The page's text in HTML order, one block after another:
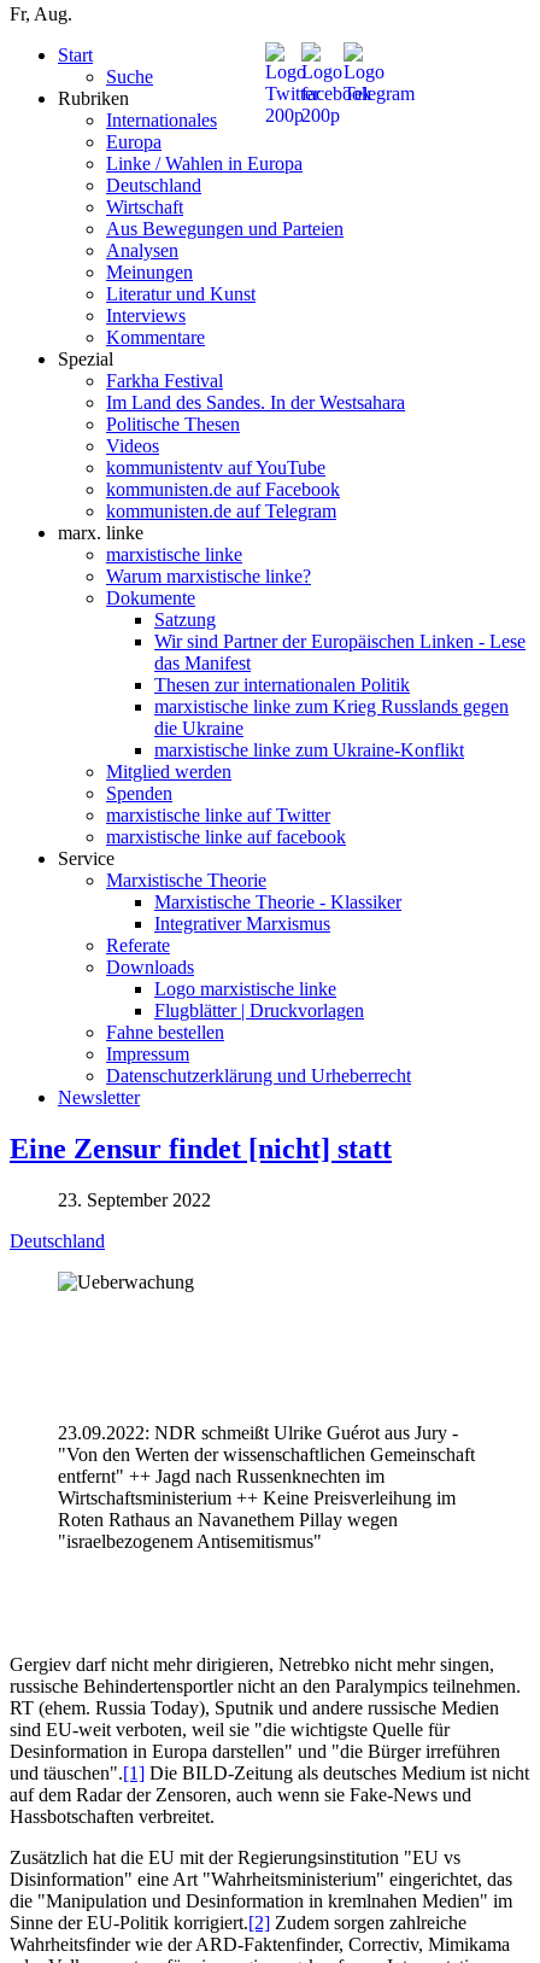
Fr, Aug.
Start
Suche
Rubriken
Internationales
Europa
Linke / Wahlen in Europa
Deutschland
Wirtschaft
Aus Bewegungen und Parteien
Analysen
Meinungen
Literatur und Kunst
Interviews
Kommentare
Spezial
Farkha Festival
Im Land des Sandes. In der Westsahara
Politische Thesen
Videos
kommunistentv auf YouTube
kommunisten.de auf Facebook
kommunisten.de auf Telegram
marx. linke
marxistische linke
Warum marxistische linke?
Dokumente
Satzung
Wir sind Partner der Europäischen Linken - Lese
das Manifest
Thesen zur internationalen Politik
marxistische linke zum Krieg Russlands gegen
die Ukraine
marxistische linke zum Ukraine-Konflikt
Mitglied werden
Spenden
marxistische linke auf Twitter
marxistische linke auf facebook
Service
Marxistische Theorie
Marxistische Theorie - Klassiker
Integrativer Marxismus
Referate
Downloads
Logo marxistische linke
Flugblätter | Druckvorlagen
Fahne bestellen
Impressum
Datenschutzerklärung und Urheberrecht
Newsletter
Eine Zensur findet [nicht] statt
23. September 2022
Deutschland
23.09.2022: NDR schmeißt Ulrike Guérot aus Jury -
"Von den Werten der wissenschaftlichen Gemeinschaft
entfernt" ++ Jagd nach Russenknechten im
Wirtschaftsministerium ++ Keine Preisverleihung im
Roten Rathaus an Navanethem Pillay wegen
"israelbezogenem Antisemitismus"
Gergiev darf nicht mehr dirigieren, Netrebko nicht mehr singen,
russische Behindertensportler nicht an den Paralympics teilnehmen.
RT (ehem. Russia Today), Sputnik und andere russische Medien
sind EU-weit verboten, weil sie "die wichtigste Quelle für
Desinformation in Europa darstellen" und "die Bürger irreführen
und täuschen".[1] Die BILD-Zeitung als deutsches Medium ist nicht
auf dem Radar der Zensoren, auch wenn sie Fake-News und
Hassbotschaften verbreitet.
Zusätzlich hat die EU mit der Regierungsinstitution "EU vs
Disinformation" eine Art "Wahrheitsministerium" eingerichtet, das
die "Manipulation und Desinformation in kremlnahen Medien" im
Sinne der EU-Politik korrigiert.[2] Zudem sorgen zahlreiche
Wahrheitsfinder wie der ARD-Faktenfinder, Correctiv, Mimikama